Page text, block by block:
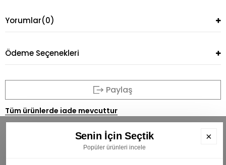
Yorumlar(0)
Ödeme Seçenekleri
Paylaş
Tüm ürünlerde iade mevcuttur
Senin İçin Seçtik
Popüler ürünleri incele
×